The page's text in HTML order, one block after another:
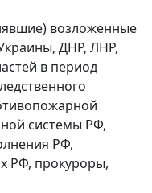
возложенные
ДНР, ЛНР,
в период
системы РФ,
РФ,
РФ, прокуроры,